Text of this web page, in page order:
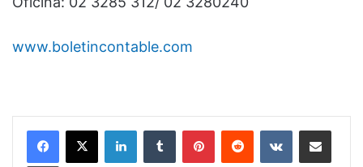
www.boletincontable.com